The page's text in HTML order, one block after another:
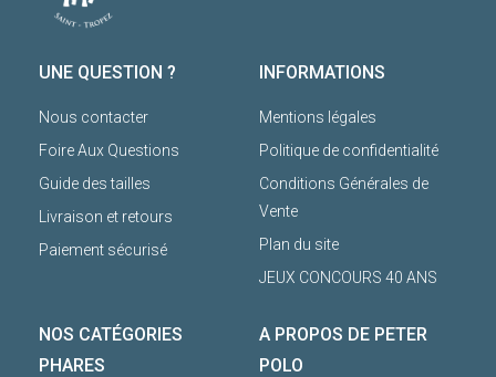
UNE QUESTION ?
Nous contacter
Foire Aux Questions
Guide des tailles
Livraison et retours
Paiement sécurisé
INFORMATIONS
Mentions légales
Politique de confidentialité
Conditions Générales de
Vente
Plan du site
JEUX CONCOURS 40 ANS
NOS CATÉGORIES
PHARES
A PROPOS DE PETER
POLO